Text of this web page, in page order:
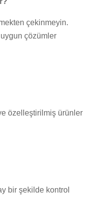
çekinmeyin.
çözümler
özelleştirilmiş ürünler
bir şekilde kontrol